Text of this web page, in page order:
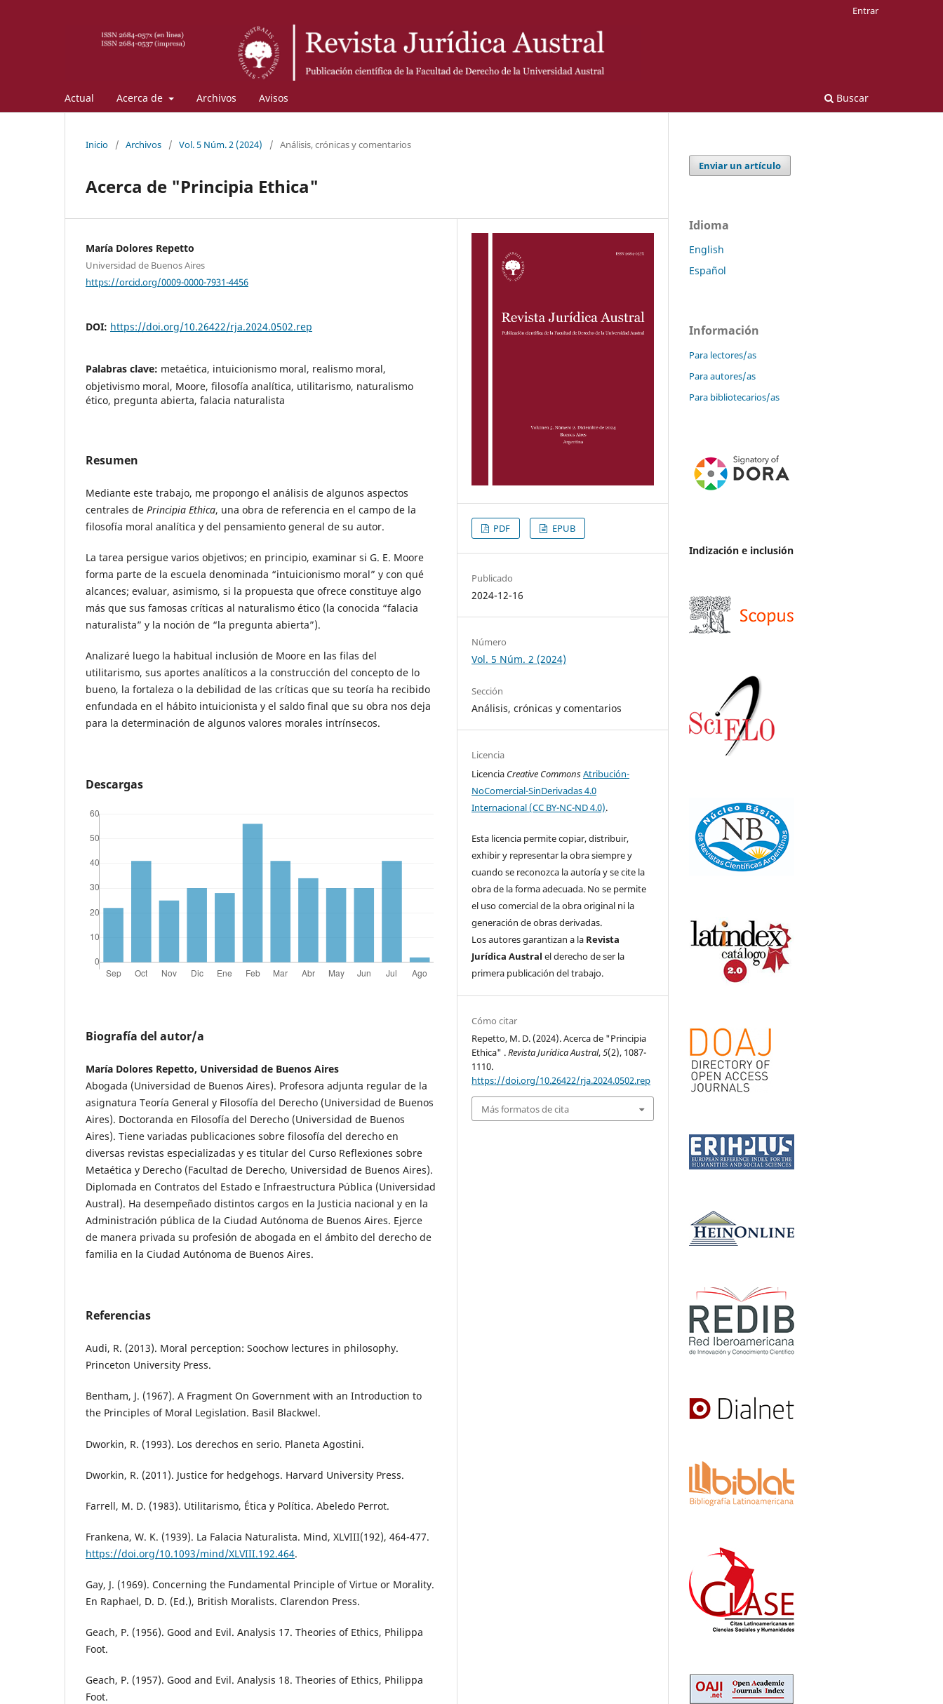
Actual Acerca de Archivos Avisos Buscar
Entrar
Inicio / Archivos / Vol. 5 Núm. 2 (2024) / Análisis, crónicas y comentarios
Acerca de "Principia Ethica"
María Dolores Repetto
Universidad de Buenos Aires
https://orcid.org/0009-0000-7931-4456
DOI: https://doi.org/10.26422/rja.2024.0502.rep
Palabras clave: metaética, intuicionismo moral, realismo moral,
objetivismo moral, Moore, filosofía analítica, utilitarismo, naturalismo
ético, pregunta abierta, falacia naturalista
Resumen
Mediante este trabajo, me propongo el análisis de algunos aspectos
centrales de Principia Ethica, una obra de referencia en el campo de la
filosofía moral analítica y del pensamiento general de su autor.
La tarea persigue varios objetivos; en principio, examinar si G. E. Moore
forma parte de la escuela denominada “intuicionismo moral” y con qué
alcances; evaluar, asimismo, si la propuesta que ofrece constituye algo
más que sus famosas críticas al naturalismo ético (la conocida “falacia
naturalista” y la noción de “la pregunta abierta”).
Analizaré luego la habitual inclusión de Moore en las filas del
utilitarismo, sus aportes analíticos a la construcción del concepto de lo
bueno, la fortaleza o la debilidad de las críticas que su teoría ha recibido
enfundada en el hábito intuicionista y el saldo final que su obra nos deja
para la determinación de algunos valores morales intrínsecos.
Descargas
Biografía del autor/a
María Dolores Repetto, Universidad de Buenos Aires
Abogada (Universidad de Buenos Aires). Profesora adjunta regular de la
asignatura Teoría General y Filosofía del Derecho (Universidad de Buenos
Aires). Doctoranda en Filosofía del Derecho (Universidad de Buenos
Aires). Tiene variadas publicaciones sobre filosofía del derecho en
diversas revistas especializadas y es titular del Curso Reflexiones sobre
Metaética y Derecho (Facultad de Derecho, Universidad de Buenos Aires).
Diplomada en Contratos del Estado e Infraestructura Pública (Universidad
Austral). Ha desempeñado distintos cargos en la Justicia nacional y en la
Administración pública de la Ciudad Autónoma de Buenos Aires. Ejerce
de manera privada su profesión de abogada en el ámbito del derecho de
familia en la Ciudad Autónoma de Buenos Aires.
Referencias
Audi, R. (2013). Moral perception: Soochow lectures in philosophy.
Princeton University Press.
Bentham, J. (1967). A Fragment On Government with an Introduction to
the Principles of Moral Legislation. Basil Blackwel.
Dworkin, R. (1993). Los derechos en serio. Planeta Agostini.
Dworkin, R. (2011). Justice for hedgehogs. Harvard University Press.
Farrell, M. D. (1983). Utilitarismo, Ética y Política. Abeledo Perrot.
Frankena, W. K. (1939). La Falacia Naturalista. Mind, XLVIII(192), 464-477.
https://doi.org/10.1093/mind/XLVIII.192.464.
Gay, J. (1969). Concerning the Fundamental Principle of Virtue or Morality.
En Raphael, D. D. (Ed.), British Moralists. Clarendon Press.
Geach, P. (1956). Good and Evil. Analysis 17. Theories of Ethics, Philippa
Foot.
Geach, P. (1957). Good and Evil. Analysis 18. Theories of Ethics, Philippa
Foot.
PDF EPUB
Publicado
2024-12-16
Número
Vol. 5 Núm. 2 (2024)
Sección
Análisis, crónicas y comentarios
Licencia
Licencia Creative CommonsAtribución-
NoComercial-SinDerivadas 4.0
Internacional (CC BY-NC-ND 4.0).
Esta licencia permite copiar, distribuir,
exhibir y representar la obra siempre y
cuando se reconozca la autoría y se cite la
obra de la forma adecuada. No se permite
el uso comercial de la obra original ni la
generación de obras derivadas.
Los autores garantizan a la Revista
Jurídica Austral el derecho de ser la
primera publicación del trabajo.
Cómo citar
Repetto, M. D. (2024). Acerca de "Principia
Ethica" .Revista Jurídica Austral,5(2), 1087-
1110.
https://doi.org/10.26422/rja.2024.0502.rep
Más formatos de cita
Enviar un artículo
Idioma
English
Español
Información
Para lectores/as
Para autores/as
Para bibliotecarios/as
Indización e inclusión